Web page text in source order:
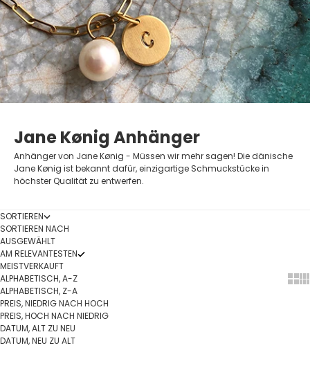
Jane Kønig Anhänger
Anhänger von Jane Kønig - Müssen wir mehr sagen! Die dänische
Jane Kønig ist bekannt dafür, einzigartige Schmuckstücke in
höchster Qualität zu entwerfen.
SORTIEREN
SORTIEREN NACH
AUSGEWÄHLT
AM RELEVANTESTEN
MEISTVERKAUFT
ALPHABETISCH, A-Z
ALPHABETISCH, Z-A
PREIS, NIEDRIG NACH HOCH
PREIS, HOCH NACH NIEDRIG
DATUM, ALT ZU NEU
DATUM, NEU ZU ALT